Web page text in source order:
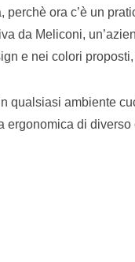
ora c’è un
da Meliconi,
e nei colori
qualsiasi ambiente
ergonomica di